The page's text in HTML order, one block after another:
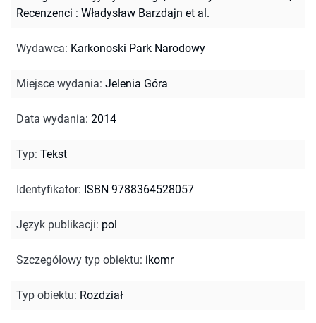
Recenzenci : Władysław Barzdajn et al.
Wydawca: Karkonoski Park Narodowy
Miejsce wydania: Jelenia Góra
Data wydania: 2014
Typ: Tekst
Identyfikator: ISBN 9788364528057
Język publikacji: pol
Szczegółowy typ obiektu: ikomr
Typ obiektu: Rozdział